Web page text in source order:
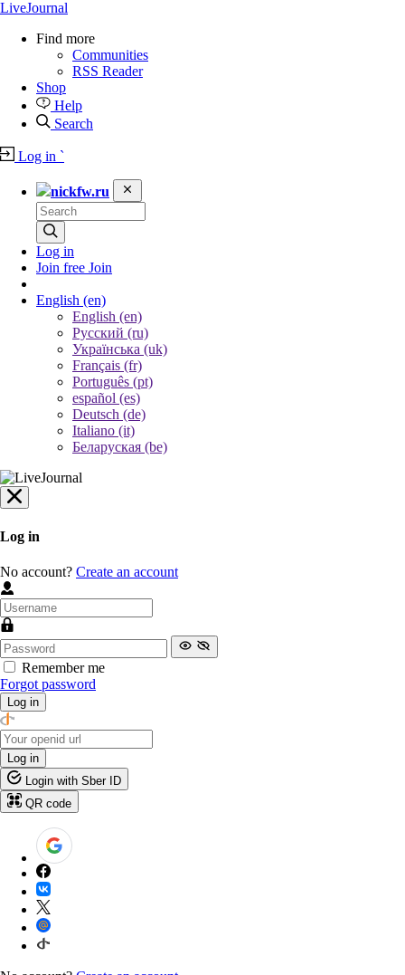
LiveJournal
Find more
Communities
RSS Reader
Shop
Help
Search
Log in `
nickfw.ru
Log in
Join free Join
English (en)
English (en)
Русский (ru)
Українська (uk)
Français (fr)
Português (pt)
español (es)
Deutsch (de)
Italiano (it)
Беларуская (be)
Log in
No account? Create an account
Remember me
Forgot password
Log in
Log in
Login with Sber ID
QR code